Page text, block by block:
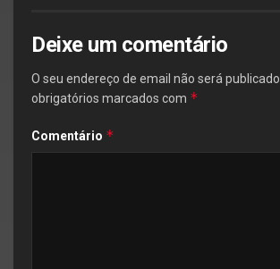
Deixe um comentário
O seu endereço de email não será publicado.
obrigatórios marcados com *
Comentário *